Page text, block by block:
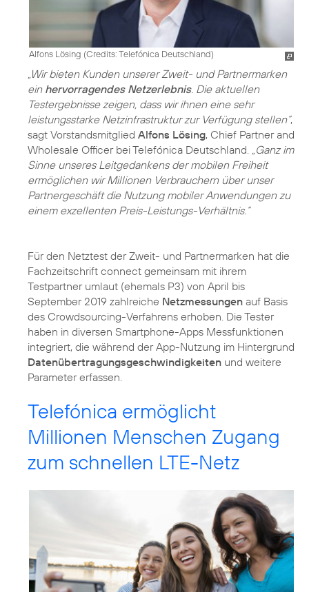
Alfons Lösing (Credits: Telefónica Deutschland)
„Wir bieten Kunden unserer Zweit- und Partnermarken
ein hervorragendes Netzerlebnis. Die aktuellen
Testergebnisse zeigen, dass wir ihnen eine sehr
leistungsstarke Netzinfrastruktur zur Verfügung stellen“,
sagt Vorstandsmitglied Alfons Lösing, Chief Partner and
Wholesale Officer bei Telefónica Deutschland.
„Ganz im
Sinne unseres Leitgedankens der mobilen Freiheit
ermöglichen wir Millionen Verbrauchern über unser
Partnergeschäft die Nutzung mobiler Anwendungen zu
einem exzellenten Preis-Leistungs-Verhältnis.“
Für den Netztest der Zweit- und Partnermarken hat die
Fachzeitschrift connect gemeinsam mit ihrem
Testpartner umlaut (ehemals P3) von April bis
September 2019 zahlreiche Netzmessungen auf Basis
des Crowdsourcing-Verfahrens erhoben. Die Tester
haben in diversen Smartphone-Apps Messfunktionen
integriert, die während der App-Nutzung im Hintergrund
Datenübertragungsgeschwindigkeiten und weitere
Telefónica ermöglicht
Millionen Menschen Zugang
zum schnellen LTE-Netz